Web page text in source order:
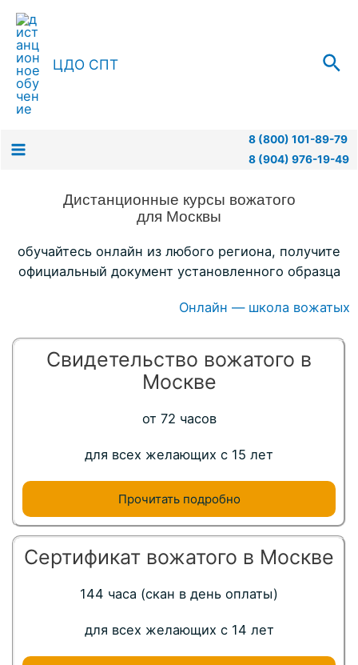
ЦДО СПТ
8 (800) 101-89-79
8 (904) 976-19-49
Дистанционные курсы вожатого
для Москвы
обучайтесь онлайн из любого региона, получите
официальный документ установленного образца
Онлайн — школа вожатых
Свидетельство вожатого в
Москве
от 72 часов
для всех желающих с 15 лет
Прочитать подробно
Сертификат вожатого в Москве
144 часа (скан в день оплаты)
для всех желающих с 14 лет